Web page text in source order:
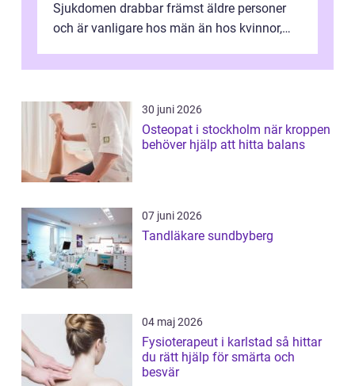
Sjukdomen drabbar främst äldre personer
och är vanligare hos män än hos kvinnor,
förändringarna u...
30 juni 2026
Osteopat i stockholm när kroppen
behöver hjälp att hitta balans
07 juni 2026
Tandläkare sundbyberg
04 maj 2026
Fysioterapeut i karlstad så hittar
du rätt hjälp för smärta och
besvär